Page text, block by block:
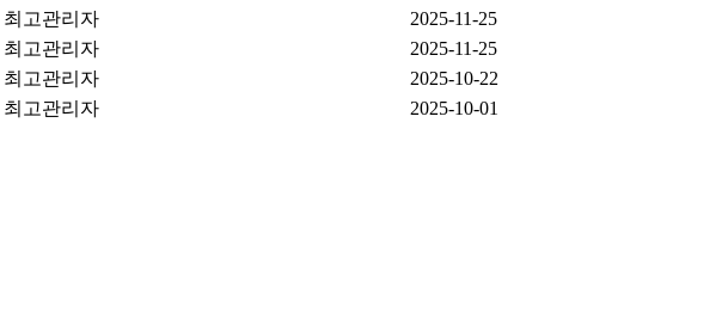
최고관리자
2025-11-25
최고관리자
2025-11-25
최고관리자
2025-10-22
최고관리자 2025-10-01